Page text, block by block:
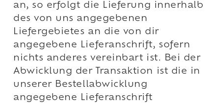
an, so erfolgt die Lieferung innerhalb
des von uns angegebenen
Liefergebietes an die von dir
angegebene Lieferanschrift, sofern
nichts anderes vereinbart ist. Bei der
Abwicklung der Transaktion ist die in
unserer Bestellabwicklung
angegebene Lieferanschrift